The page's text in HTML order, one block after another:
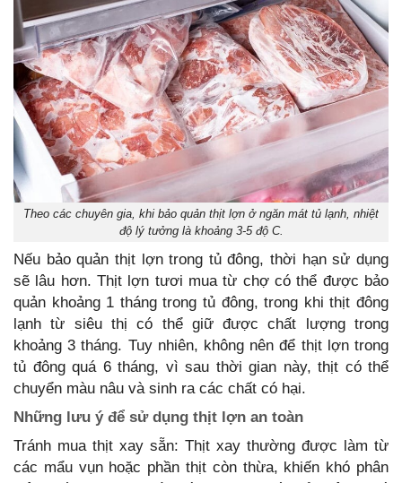
Theo các chuyên gia, khi bảo quản thịt lợn ở ngăn mát tủ lạnh, nhiệt
độ lý tưởng là khoảng 3-5 độ C.
Nếu bảo quản thịt lợn trong tủ đông, thời hạn sử dụng
sẽ lâu hơn. Thịt lợn tươi mua từ chợ có thể được bảo
quản khoảng 1 tháng trong tủ đông, trong khi thịt đông
lạnh từ siêu thị có thể giữ được chất lượng trong
khoảng 3 tháng. Tuy nhiên, không nên để thịt lợn trong
tủ đông quá 6 tháng, vì sau thời gian này, thịt có thể
chuyển màu nâu và sinh ra các chất có hại.
Những lưu ý để sử dụng thịt lợn an toàn
Tránh mua thịt xay sẵn: Thịt xay thường được làm từ
các mẩu vụn hoặc phần thịt còn thừa, khiến khó phân